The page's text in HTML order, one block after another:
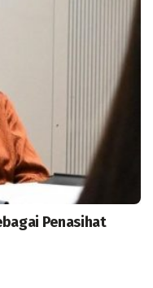
Penasihat